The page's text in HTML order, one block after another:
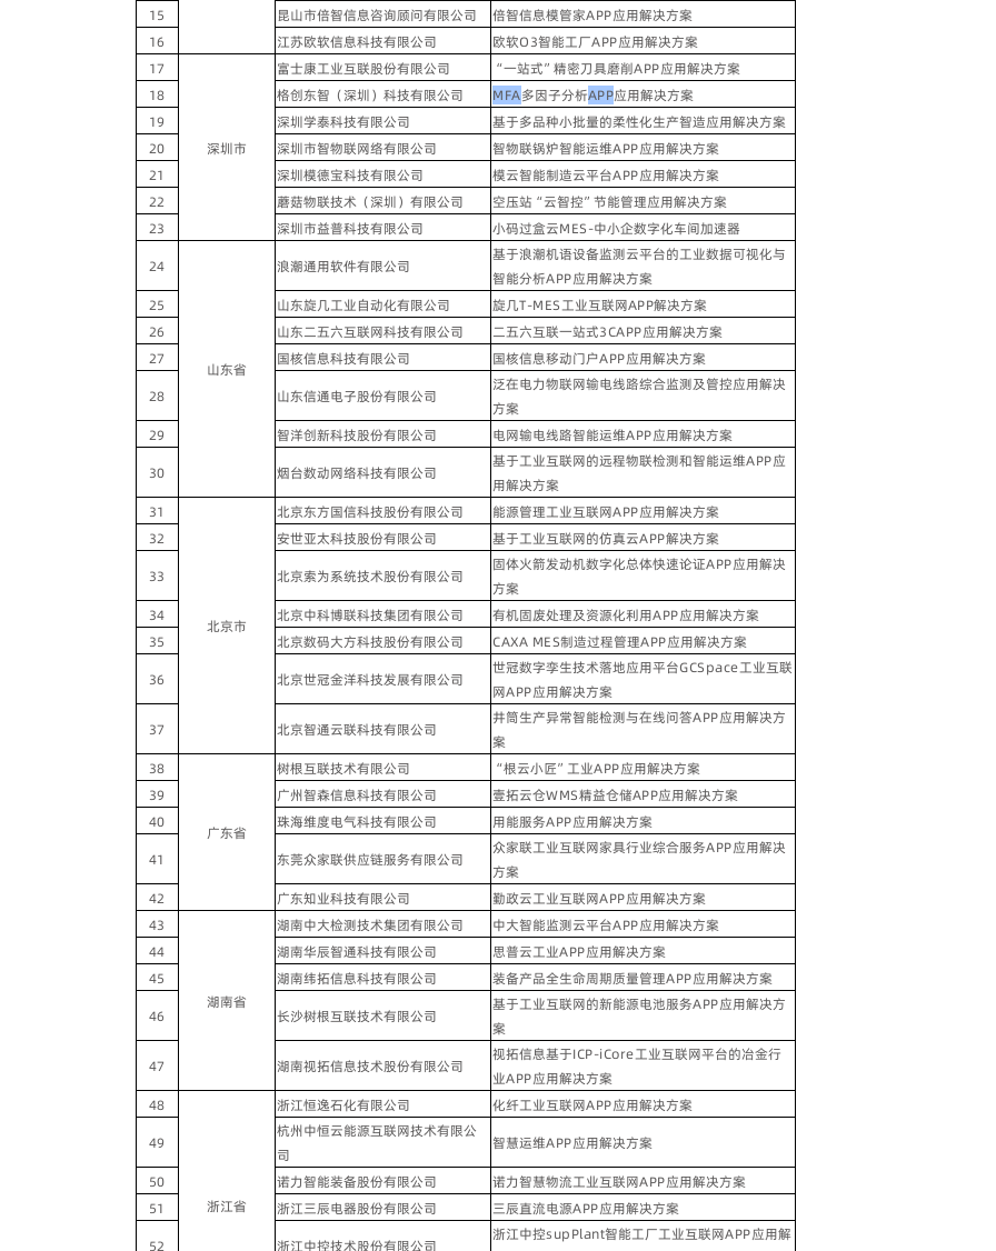
15
昆山市倍智信息咨询顾问有限公司 倍智信息模管家APP应用解决方案
16
江苏欧软信息科技有限公司 欧软O3智能工厂APP应用解决方案
17
深圳市
富士康工业互联股份有限公司 “一站式”精密刀具磨削APP应用解决方案
18
格创东智（深圳）科技有限公司 MFA多因子分析APP应用解决方案
19
深圳学泰科技有限公司
基于多品种小批量的柔性化生产智造应用解决方案
20
深圳市智物联网络有限公司 智物联锅炉智能运维APP应用解决方案
21
深圳模德宝科技有限公司 模云智能制造云平台APP应用解决方案
22
蘑菇物联技术（深圳）有限公司 空压站 “云智控”节能管理应用解决方案
23
深圳市益普科技有限公司 小码过盒云MES-中小企数字化车间加速器
24
山东省
浪潮通用软件有限公司
基于浪潮机语设备监测云平台的工业数据可视化与
智能分析APP应用解决方案
25
山东旋几工业自动化有限公司 旋几T-MES工业互联网APP解决方案
26
山东二五六互联网科技有限公司 二五六互联一站式3CAPP应用解决方案
27
国核信息科技有限公司 国核信息移动门户APP应用解决方案
28
山东信通电子股份有限公司
泛在电力物联网输电线路综合监测及管控应用解决
方案
29
智洋创新科技股份有限公司 电网输电线路智能运维APP应用解决方案
30
烟台数动网络科技有限公司
基于工业互联网的远程物联检测和智能运维APP应
用解决方案
31
北京市
北京东方国信科技股份有限公司 能源管理工业互联网APP应用解决方案
32
安世亚太科技股份有限公司 基于工业互联网的仿真云APP解决方案
33
北京索为系统技术股份有限公司
固体火箭发动机数字化总体快速论证APP应用解决
方案
34
北京中科博联科技集团有限公司 有机固废处理及资源化利用APP应用解决方案
35
北京数码大方科技股份有限公司 CAXA MES制造过程管理APP应用解决方案
36
北京世冠金洋科技发展有限公司
世冠数字孪生技术落地应用平台GCSpace工业互联
网APP应用解决方案
37
北京智通云联科技有限公司
井筒生产异常智能检测与在线问答APP应用解决方
案
38
广东省
树根互联技术有限公司 “根云小匠”工业APP应用解决方案
39
广州智森信息科技有限公司 壹拓云仓WMS精益仓储APP应用解决方案
40
珠海维度电气科技有限公司 用能服务APP应用解决方案
41
东莞众家联供应链服务有限公司
众家联工业互联网家具行业综合服务APP应用解决
方案
42
广东知业科技有限公司 勤政云工业互联网APP应用解决方案
43
湖南省
湖南中大检测技术集团有限公司 中大智能监测云平台APP应用解决方案
44
湖南华辰智通科技有限公司 思普云工业APP应用解决方案
45
湖南纬拓信息科技有限公司 装备产品全生命周期质量管理APP应用解决方案
46
长沙树根互联技术有限公司
基于工业互联网的新能源电池服务APP应用解决方
案
47
湖南视拓信息技术股份有限公司
视拓信息基于ICP-iCore工业互联网平台的冶金行
业APP应用解决方案
48
浙江省
浙江恒逸石化有限公司 化纤工业互联网APP应用解决方案
49
杭州中恒云能源互联网技术有限公
司
智慧运维APP应用解决方案
50 诺力智能装备股份有限公司 诺力智慧物流工业互联网APP应用解决方案
51
浙江三辰电器股份有限公司 三辰直流电源APP应用解决方案
52
浙江中控技术股份有限公司
浙江中控supPlant智能工厂工业互联网APP应用解